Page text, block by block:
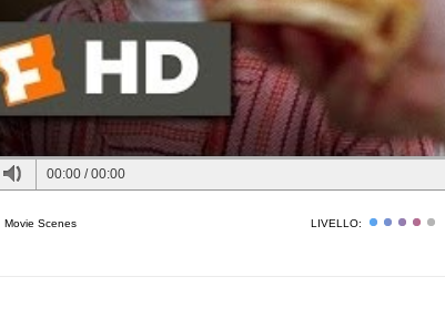
00:00 /00:00
Movie Scenes LIVELLO: